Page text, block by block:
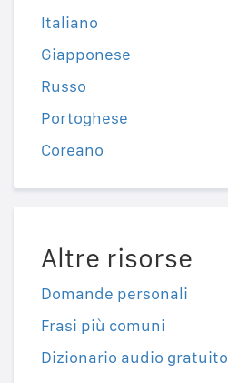
Italiano
Giapponese
Russo
Portoghese
Coreano
Altre risorse
Domande personali
Frasi più comuni
Dizionario audio gratuito